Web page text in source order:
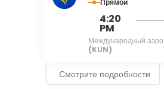
Прямой
4:20
PM
Международный
(KUN)
Смотрите подробности